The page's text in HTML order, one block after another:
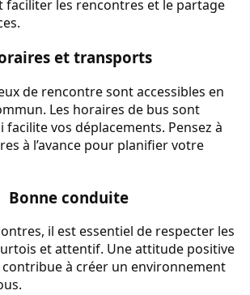
faciliter les rencontres et le partage
et transports
de rencontre sont accessibles en
Les horaires de bus sont
vos déplacements. Pensez à
à l’avance pour planifier votre
Bonne conduite
il est essentiel de respecter les
et attentif. Une attitude positive
à créer un environnement